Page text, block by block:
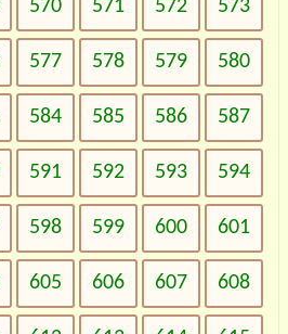
570 571 572 573
577 578 579 580
584 585 586 587
591 592 593 594
598 599 600 601
605 606 607 608